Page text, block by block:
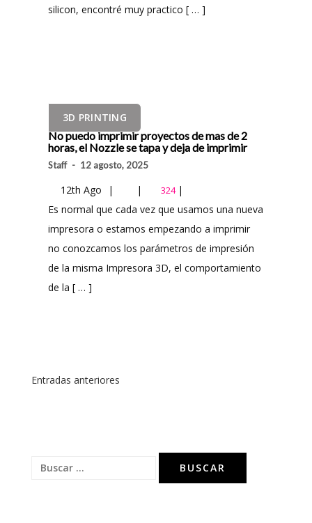
silicon, encontré muy practico [ … ]
3D PRINTING
No puedo imprimir proyectos de mas de 2
horas, el Nozzle se tapa y deja de imprimir
Staff - 12 agosto, 2025
12th Ago | | 324 |
Es normal que cada vez que usamos una nueva
impresora o estamos empezando a imprimir
no conozcamos los parámetros de impresión
de la misma Impresora 3D, el comportamiento
de la [ … ]
Navegación
Entradas anteriores
Buscar: